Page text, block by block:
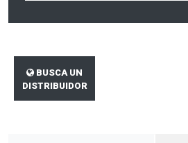
BUSCA UN
DISTRIBUIDOR